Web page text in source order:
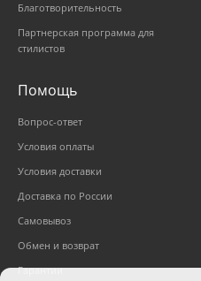
Благотворительность
Партнерская программа для
стилистов
Помощь
Вопрос-ответ
Условия оплаты
Условия доставки
Доставка по России
Самовывоз
Обмен и возврат
Гарантии